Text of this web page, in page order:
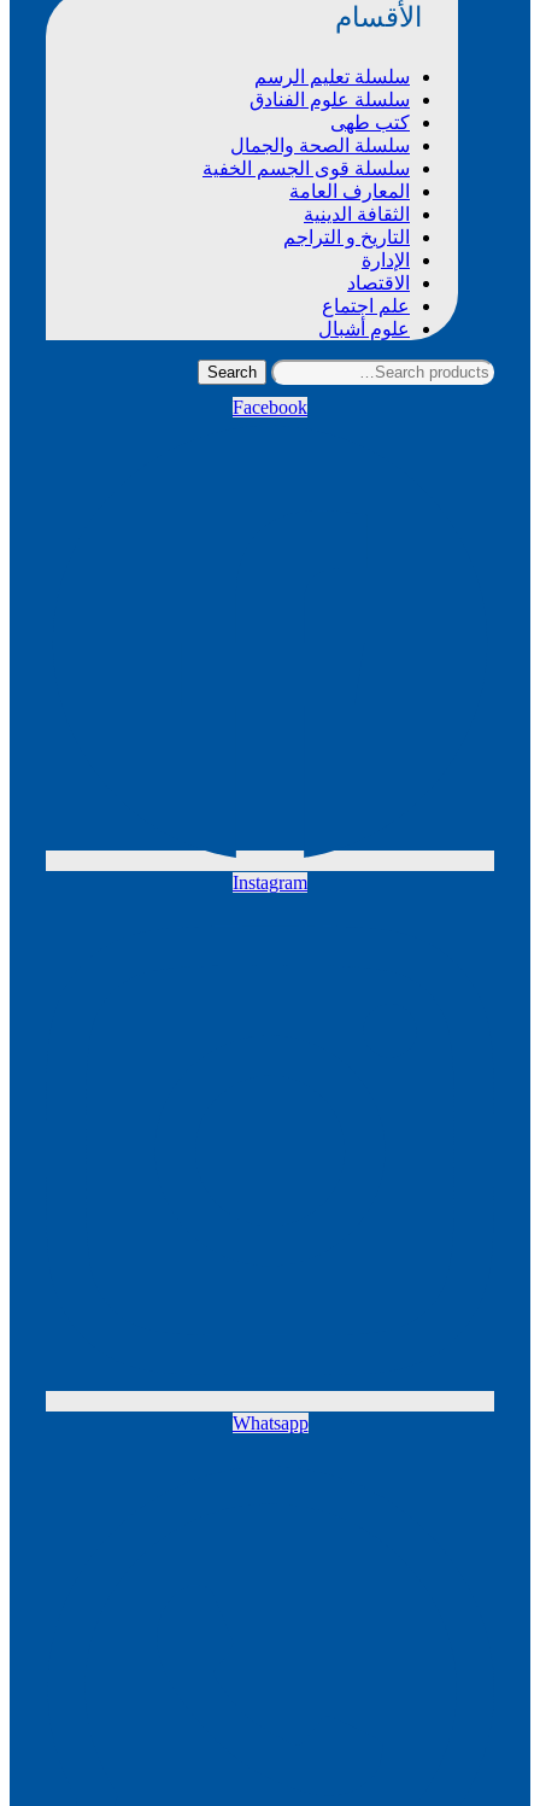
الأقسام
سلسلة تعليم الرسم
سلسلة علوم الفنادق
كتب طهى
سلسلة الصحة والجمال
سلسلة قوى الجسم الخفية
المعارف العامة
الثقافة الدينية
التاريخ و التراجم
الإدارة
الاقتصاد
علم اجتماع
علوم أشبال
Search
for:
Search
Facebook
Instagram
Whatsapp